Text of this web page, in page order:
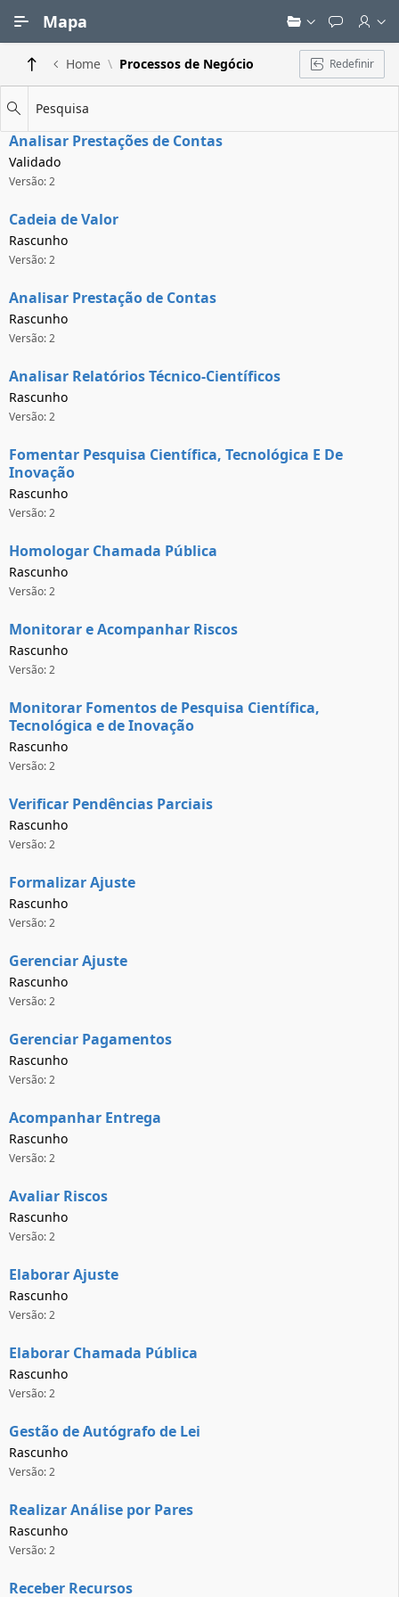
Mapa
Home Processos de Negócio Redefinir
Pesquisa
Analisar Prestações de Contas
Validado
Versão: 2
Cadeia de Valor
Rascunho
Versão: 2
Analisar Prestação de Contas
Rascunho
Versão: 2
Analisar Relatórios Técnico-Científicos
Rascunho
Versão: 2
Fomentar Pesquisa Científica, Tecnológica E De
Inovação
Rascunho
Versão: 2
Homologar Chamada Pública
Rascunho
Versão: 2
Monitorar e Acompanhar Riscos
Rascunho
Versão: 2
Monitorar Fomentos de Pesquisa Científica,
Tecnológica e de Inovação
Rascunho
Versão: 2
Verificar Pendências Parciais
Rascunho
Versão: 2
Formalizar Ajuste
Rascunho
Versão: 2
Gerenciar Ajuste
Rascunho
Versão: 2
Gerenciar Pagamentos
Rascunho
Versão: 2
Acompanhar Entrega
Rascunho
Versão: 2
Avaliar Riscos
Rascunho
Versão: 2
Elaborar Ajuste
Rascunho
Versão: 2
Elaborar Chamada Pública
Rascunho
Versão: 2
Gestão de Autógrafo de Lei
Rascunho
Versão: 2
Realizar Análise por Pares
Rascunho
Versão: 2
Receber Recursos